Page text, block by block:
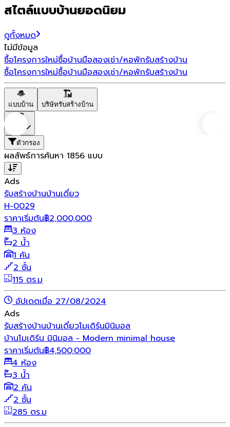
สไตล์แบบบ้านยอดนิยม
ดูทั้งหมด
ไม่มีข้อมูล
ซื้อโครงการใหม่ซื้อบ้านมือสองเช่า/หอพักรับสร้างบ้าน
ซื้อโครงการใหม่ซื้อบ้านมือสองเช่า/หอพักรับสร้างบ้าน
แบบบ้าน บริษัทรับสร้างบ้าน
ตัวกรอง
ผลลัพธ์การค้นหา 1856 แบบ
Ads
รับสร้างบ้านบ้านเดี่ยว
H-0029
ราคาเริ่มต้น฿2,000,000
3 ห้อง
2 น้ำ
1 คัน
2 ชั้น
115 ตร.ม
อัปเดตเมื่อ 27/08/2024
Ads
รับสร้างบ้านบ้านเดี่ยวโมเดิร์นมินิมอล
บ้านโมเดิร์น มินิมอล - Modern minimal house
ราคาเริ่มต้น฿4,500,000
4 ห้อง
3 น้ำ
2 คัน
2 ชั้น
285 ตร.ม